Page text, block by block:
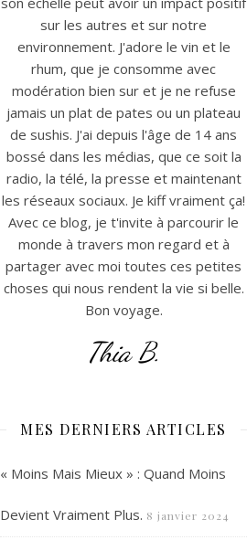
sur les autres et sur notre
environnement. J'adore le vin et le
rhum, que je consomme avec
modération bien sur et je ne refuse
jamais un plat de pates ou un plateau
de sushis. J'ai depuis l'âge de 14 ans
bossé dans les médias, que ce soit la
radio, la télé, la presse et maintenant
les réseaux sociaux. Je kiff vraiment ça!
Avec ce blog, je t'invite à parcourir le
monde à travers mon regard et à
partager avec moi toutes ces petites
choses qui nous rendent la vie si belle.
Bon voyage.
Thia B.
MES DERNIERS ARTICLES
« Moins Mais Mieux » : Quand Moins
Devient Vraiment Plus. 8 janvier 2024